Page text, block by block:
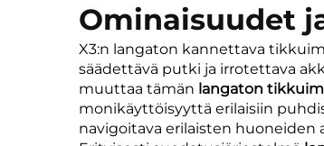
Ominaisuudet
X3:n langaton kannettava
säädettävä putki ja irrotettava
muuttaa tämän langaton
monikäyttöisyyttä erilaisiin
navigoitava erilaisten huoneiden